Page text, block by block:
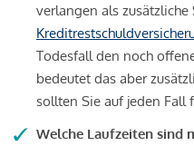
verlangen als
Todesfall den noch
bedeutet das aber
sollten Sie auf jeden
Welche Laufzeiten sind